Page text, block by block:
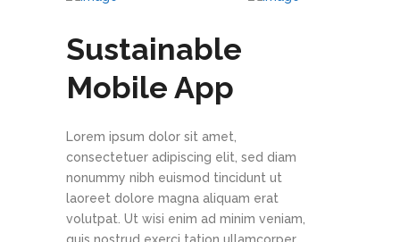
Sustainable
Mobile App
Lorem ipsum dolor sit amet,
consectetuer adipiscing elit, sed diam
nonummy nibh euismod tincidunt ut
laoreet dolore magna aliquam erat
volutpat. Ut wisi enim ad minim veniam,